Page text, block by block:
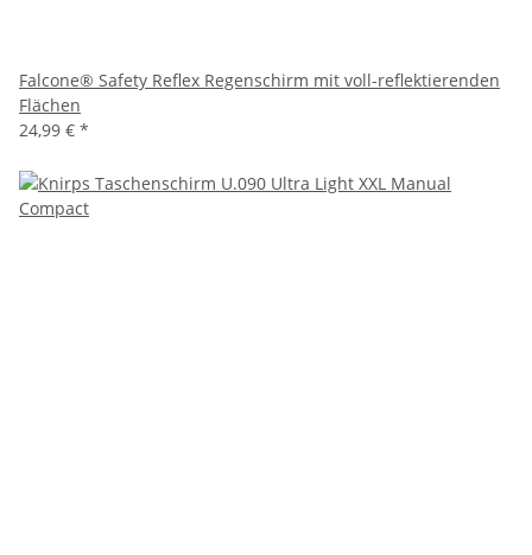
Falcone® Safety Reflex Regenschirm mit voll-reflektierenden
Flächen
24,99 € *